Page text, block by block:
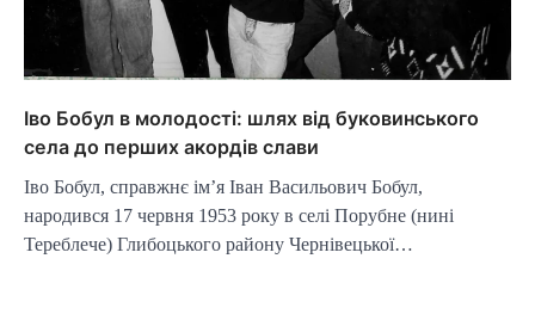
Іво Бобул в молодості: шлях від буковинського
села до перших акордів слави
Іво Бобул, справжнє ім’я Іван Васильович Бобул,
народився 17 червня 1953 року в селі Порубне (нині
Тереблече) Глибоцького району Чернівецької…